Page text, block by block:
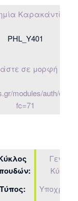
Καρακάντζα
PHL_Υ401
σε μορφή PDF
modules/auth/
fc=71
Γενικός
Κύκλος
Τύπος: